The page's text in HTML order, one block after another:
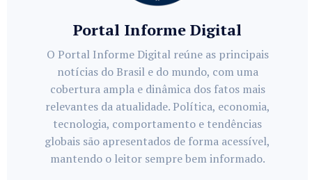
Portal Informe Digital
O Portal Informe Digital reúne as principais
notícias do Brasil e do mundo, com uma
cobertura ampla e dinâmica dos fatos mais
relevantes da atualidade. Política, economia,
tecnologia, comportamento e tendências
globais são apresentados de forma acessível,
mantendo o leitor sempre bem informado.